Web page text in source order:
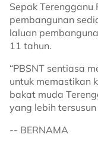
Sepak Terengganu
pembangunan
laluan
11 tahun.
“PBSNT sentiasa
untuk memastikan
bakat muda
yang lebih
-- BERNAMA